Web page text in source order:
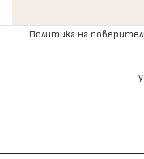
Политика на